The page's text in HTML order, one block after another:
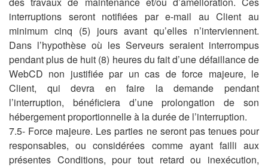
interruptions seront notifiées par e-mail au Client au
minimum cinq (5) jours avant qu’elles n’interviennent.
Dans l’hypothèse où les Serveurs seraient interrompus
pendant plus de huit (8) heures du fait d’une défaillance de
WebCD non justifiée par un cas de force majeure, le
Client, qui devra en faire la demande pendant
l’interruption, bénéficiera d’une prolongation de son
hébergement proportionnelle à la durée de l’interruption.
7.5- Force majeure. Les parties ne seront pas tenues pour
responsables, ou considérées comme ayant failli aux
présentes Conditions, pour tout retard ou inexécution,